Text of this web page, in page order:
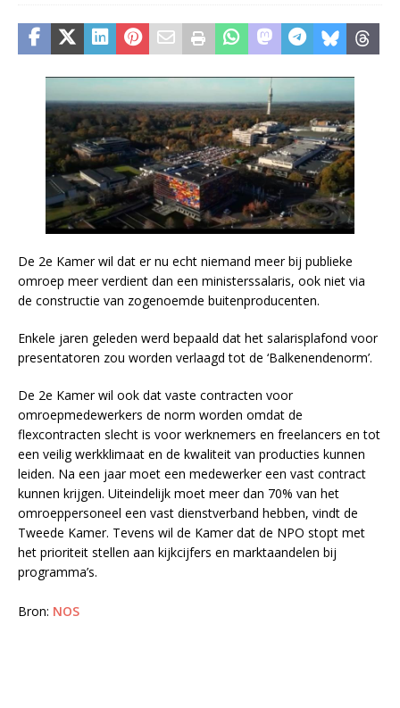
De 2e Kamer wil dat er nu echt niemand meer bij publieke
omroep meer verdient dan een ministerssalaris, ook niet via
de constructie van zogenoemde buitenproducenten.
Enkele jaren geleden werd bepaald dat het salarisplafond voor
presentatoren zou worden verlaagd tot de ‘Balkenendenorm’.
De 2e Kamer wil ook dat vaste contracten voor
omroepmedewerkers de norm worden omdat de
flexcontracten slecht is voor werknemers en freelancers en tot
een veilig werkklimaat en de kwaliteit van producties kunnen
leiden. Na een jaar moet een medewerker een vast contract
kunnen krijgen. Uiteindelijk moet meer dan 70% van het
omroeppersoneel een vast dienstverband hebben, vindt de
Tweede Kamer. Tevens wil de Kamer dat de NPO stopt met
het prioriteit stellen aan kijkcijfers en marktaandelen bij
programma’s.
Bron: NOS